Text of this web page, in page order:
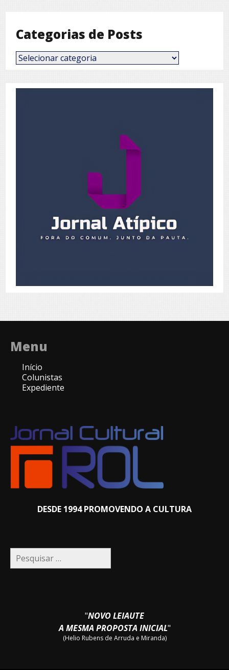
Categorias de Posts
Categorias
de
Menu
Início
Colunistas
Expediente
DESDE 1994 PROMOVENDO A CULTURA
Pesquisar
por:
"NOVO LEIAUTE
A MESMA PROPOSTA INICIAL"
(Helio Rubens de Arruda e Miranda)